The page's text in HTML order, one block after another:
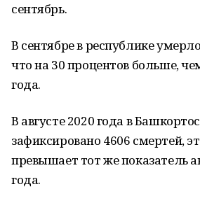
сентябрь.
В сентябре в республике
что на 30 процентов больше,
года.
В августе 2020 года в
зафиксировано 4606 смертей,
превышает тот же показатель
года.